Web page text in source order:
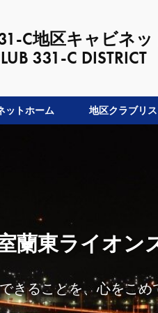
C地区キャビネッ
331-C DISTRICT
ットホーム 地区クラブリス
蘭東ライオン
きることを、心をこ